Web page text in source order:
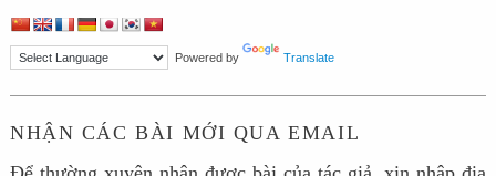
Powered by Translate
NHẬN CÁC BÀI MỚI QUA EMAIL